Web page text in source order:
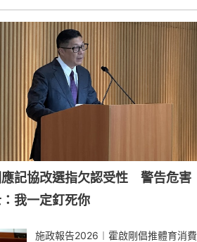
記協改選指欠認受性 警告危害
我一定釘死你
施政報告2026︱霍啟剛倡推體育消費